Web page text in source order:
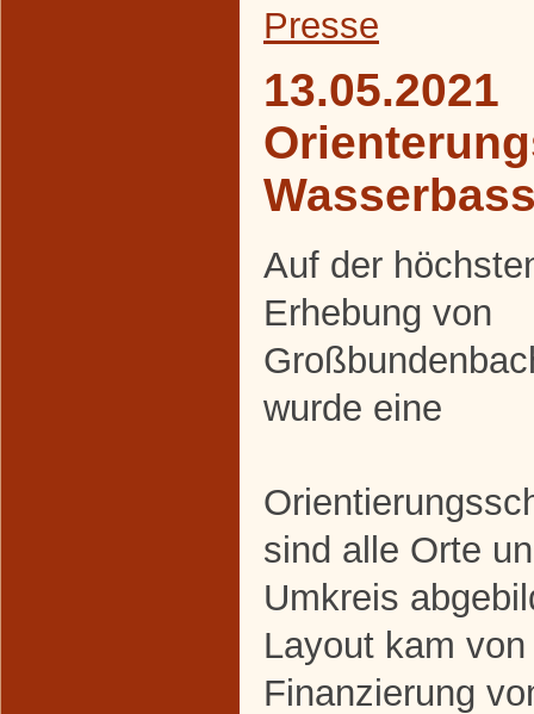
Presse
13.05.2021
Auf der
Erhebung von
wurde eine
sind alle Orte
Umkreis
Layout kam
Finanzierung